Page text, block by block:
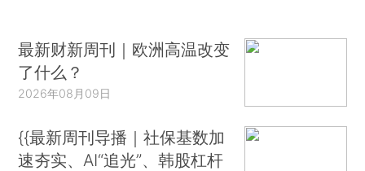
最新财新周刊｜欧洲高温改变
了什么？
2026年08月09日
{{最新周刊导播｜社保基数加
速夯实、AI“追光”、韩股杠杆